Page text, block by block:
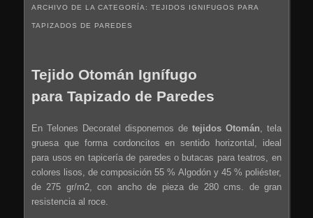
ARCHIVO DE LA CATEGORÍA:TEJIDOS IGNIFUGOS PARA
TAPIZADOS DE PAREDES
Tejido Otomán Ignífugo
para Tapizado de Paredes
En Telones Decoratel disponemos de tejidos Otomán , tela
gruesa que forma cordoncitos en sentido horizontal, ideal
para usos en tapicería de paredes o butacas para teatros, en
colores lisos, de composición 55 % Algodón y 45 % poliéster,
de 275 gr/m2, con ancho de pieza de 280 cms. de gran
resistencia al roce.